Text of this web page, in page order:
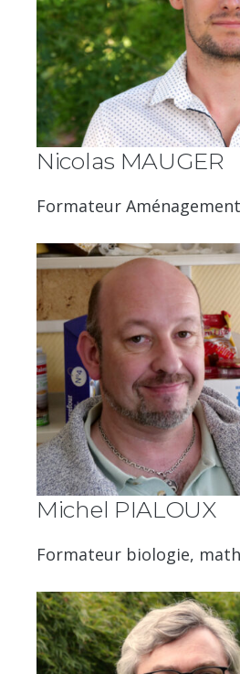
Nicolas MAUGER
Formateur
Michel PIALOUX
Formateur biologie,